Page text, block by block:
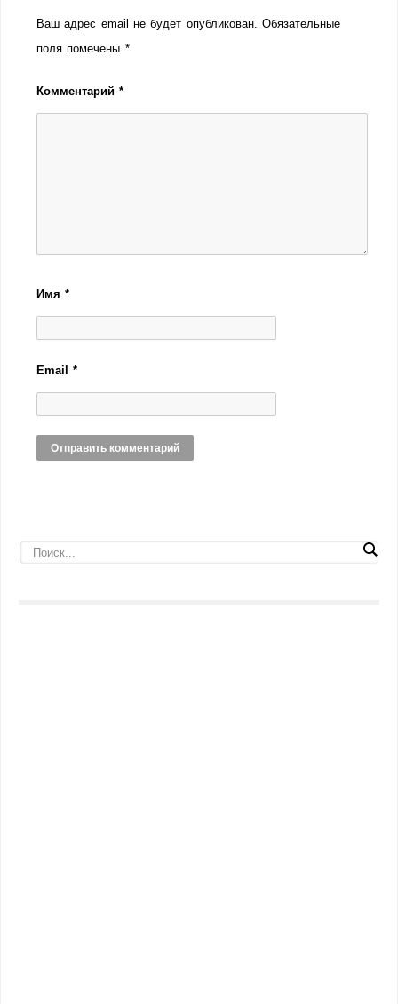
Ваш адрес email не будет опубликован. Обязательные
поля помечены *
Комментарий*
Имя*
Email*